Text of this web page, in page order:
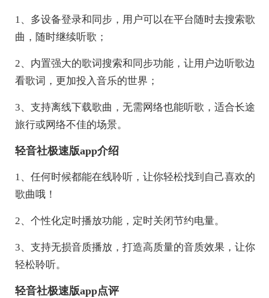
1、多设备登录和同步，用户可以在平台随时去搜索歌
曲，随时继续听歌；
2、内置强大的歌词搜索和同步功能，让用户边听歌边
看歌词，更加投入音乐的世界；
3、支持离线下载歌曲，无需网络也能听歌，适合长途
旅行或网络不佳的场景。
轻音社极速版app介绍
1、任何时候都能在线聆听，让你轻松找到自己喜欢的
歌曲哦！
2、个性化定时播放功能，定时关闭节约电量。
3、支持无损音质播放，打造高质量的音质效果，让你
轻松聆听。
轻音社极速版app点评